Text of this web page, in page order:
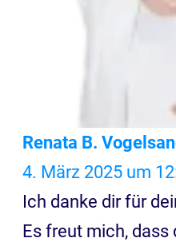
Renata B.
4. März 2025 um
Ich danke dir für
Es freut mich, dass